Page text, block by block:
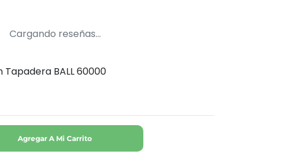
Cargando reseñas...
Tapadera BALL 60000
Agregar A Mi Carrito